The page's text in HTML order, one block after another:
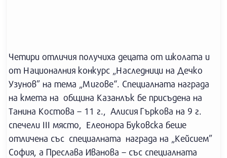
Четири отличия получиха децата от школата и
от Националния конкурс „Наследници на Дечко
Узунов” на тема „Мигове“. Специалната награда
на кмета на община Казанлък бе присъдена на
Танина Костова – 11 г., Алисия Гъркова на 9 г.
спечели ІІІ място, Елеонора Буковска беше
отличена със специалната награда на „Кейсием”
София, а Преслава Иванова – със специалната